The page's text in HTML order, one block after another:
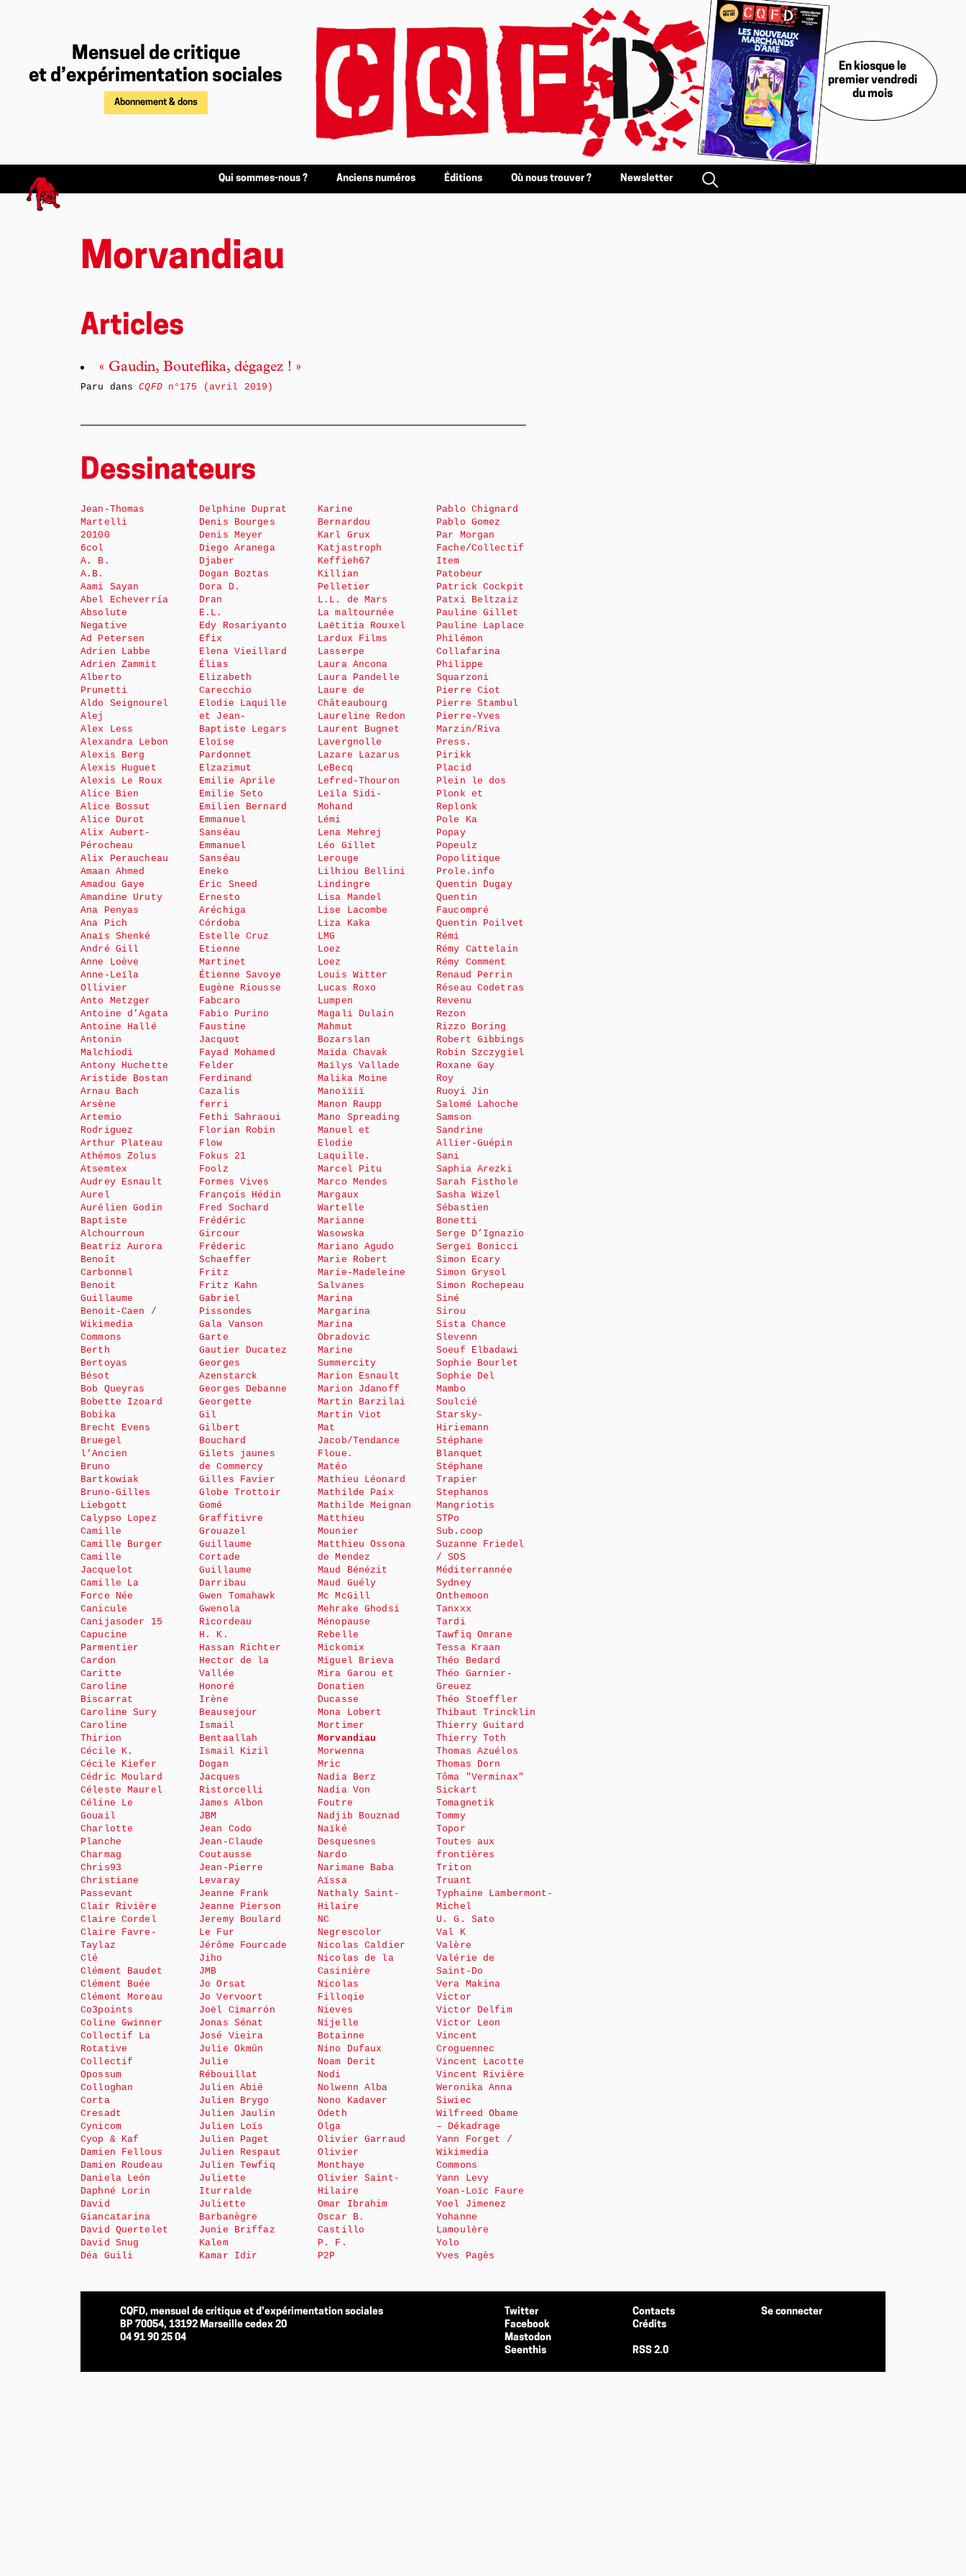
Mensuel de critique
et d’expérimentation sociales
Abonnement & dons
En kiosque le
premier vendredi
du mois
Qui sommes-nous ? Anciens numéros Éditions Où nous trouver ? Newsletter
Morvandiau
Articles
« Gaudin, Bouteflika, dégagez ! »
Paru dansCQFDn°175 (avril 2019)
Dessinateurs
Jean-Thomas
Martelli
20100
6col
A. B.
A.B.
Aami Sayan
Abel Echeverría
Absolute
Negative
Ad Petersen
Adrien Labbe
Adrien Zammit
Alberto
Prunetti
Aldo Seignourel
Alej
Alex Less
Alexandra Lebon
Alexis Berg
Alexis Huguet
Alexis Le Roux
Alice Bien
Alice Bossut
Alice Durot
Alix Aubert-
Pérocheau
Alix Peraucheau
Amaan Ahmed
Amadou Gaye
Amandine Uruty
Ana Penyas
Ana Pich
Anaïs Shenké
André Gill
Anne Loève
Anne-Leïla
Ollivier
Anto Metzger
Antoine d’Agata
Antoine Hallé
Antonin
Malchiodi
Antony Huchette
Aristide Bostan
Arnau Bach
Arsène
Artemio
Rodriguez
Arthur Plateau
Athémos Zolus
Atsemtex
Audrey Esnault
Aurel
Aurélien Godin
Baptiste
Alchourroun
Beatriz Aurora
Benoît
Carbonnel
Benoit
Guillaume
Benoit-Caen /
Wikimedia
Commons
Berth
Bertoyas
Bésot
Bob Queyras
Bobette Izoard
Bobika
Brecht Evens
Bruegel
l’Ancien
Bruno
Bartkowiak
Bruno-Gilles
Liebgott
Calypso Lopez
Camille
Camille Burger
Camille
Jacquelot
Camille La
Force Née
Canicule
Canijasoder 15
Capucine
Parmentier
Cardon
Caritte
Caroline
Biscarrat
Caroline Sury
Caroline
Thirion
Cécile K.
Cécile Kiefer
Cédric Moulard
Céleste Maurel
Céline Le
Gouail
Charlotte
Planche
Charmag
Chris93
Christiane
Passevant
Clair Rivière
Claire Cordel
Claire Favre-
Taylaz
Clé
Clément Baudet
Clément Buée
Clément Moreau
Co3points
Coline Gwinner
Collectif La
Rotative
Collectif
Opossum
Colloghan
Corta
Cresadt
Cynicom
Cyop & Kaf
Damien Fellous
Damien Roudeau
Daniela León
Daphné Lorin
David
Giancatarina
David Quertelet
David Snug
Déa Guili
Delphine Duprat
Denis Bourges
Denis Meyer
Diego Aranega
Djaber
Dogan Boztas
Dora D.
Dran
E.L.
Edy Rosariyanto
Efix
Elena Vieillard
Élias
Elizabeth
Carecchio
Elodie Laquille
et Jean-
Baptiste Legars
Eloïse
Pardonnet
Elzazimut
Emilie Aprile
Emilie Seto
Emilien Bernard
Emmanuel
Sanséau
Emmanuel
Sanséau
Eneko
Eric Sneed
Ernesto
Aréchiga
Córdoba
Estelle Cruz
Etienne
Martinet
Étienne Savoye
Eugène Riousse
Fabcaro
Fabio Purino
Faustine
Jacquot
Fayad Mohamed
Felder
Ferdinand
Cazalis
ferri
Fethi Sahraoui
Florian Robin
Flow
Fokus 21
Foolz
Formes Vives
François Hédin
Fred Sochard
Frédéric
Gircour
Fréderic
Schaeffer
Fritz
Fritz Kahn
Gabriel
Pissondes
Gala Vanson
Garte
Gautier Ducatez
Georges
Azenstarck
Georges Debanne
Georgette
Gil
Gilbert
Bouchard
Gilets jaunes
de Commercy
Gilles Favier
Globe Trottoir
Gomé
Graffitivre
Grouazel
Guillaume
Cortade
Guillaume
Darribau
Gwen Tomahawk
Gwenola
Ricordeau
H. K.
Hassan Richter
Hector de la
Vallée
Honoré
Irène
Beausejour
Ismail
Bentaallah
Ismail Kizil
Dogan
Jacques
Ristorcelli
James Albon
JBM
Jean Codo
Jean-Claude
Coutausse
Jean-Pierre
Levaray
Jeanne Frank
Jeanne Pierson
Jeremy Boulard
Le Fur
Jérôme Fourcade
Jiho
JMB
Jo Orsat
Jo Vervoort
Joël Cimarrón
Jonas Sénat
José Vieira
Julie Okmûn
Julie
Rébouillat
Julien Abié
Julien Brygo
Julien Jaulin
Julien Loïs
Julien Paget
Julien Respaut
Julien Tewfiq
Juliette
Iturralde
Juliette
Barbanègre
Junie Briffaz
Kalem
Kamar Idir
Karine
Bernardou
Karl Grux
Katjastroph
Keffieh67
Killian
Pelletier
L.L. de Mars
La maltournée
Laëtitia Rouxel
Lardux Films
Lasserpe
Laura Ancona
Laura Pandelle
Laure de
Châteaubourg
Laureline Redon
Laurent Bugnet
Lavergnolle
Lazare Lazarus
LeBecq
Lefred-Thouron
Leïla Sidi-
Mohand
Lémi
Lena Mehrej
Léo Gillet
Lerouge
Lilhiou Bellini
Lindingre
Lisa Mandel
Lise Lacombe
Liza Kaka
LMG
Loez
Loez
Louis Witter
Lucas Roxo
Lumpen
Magali Dulain
Mahmut
Bozarslan
Maïda Chavak
Maïlys Vallade
Malika Moine
Manoïïïï
Manon Raupp
Mano Spreading
Manuel et
Elodie
Laquille.
Marcel Pitu
Marco Mendes
Margaux
Wartelle
Marianne
Wasowska
Mariano Agudo
Marie Robert
Marie-Madeleine
Salvanes
Marina
Margarina
Marina
Obradovic
Marine
Summercity
Marion Esnault
Marion Jdanoff
Martin Barzilai
Martin Viot
Mat
Jacob/Tendance
Floue.
Matéo
Mathieu Léonard
Mathilde Paix
Mathilde Meignan
Matthieu
Mounier
Matthieu Ossona
de Mendez
Maud Bénézit
Maud Guély
Mc McGill
Mehrake Ghodsi
Ménopause
Rebelle
Mickomix
Miguel Brieva
Mira Garou et
Donatien
Ducasse
Mona Lobert
Mortimer
Morvandiau
Morwenna
Mric
Nadia Berz
Nadia Von
Foutre
Nadjib Bouznad
Naïké
Desquesnes
Nardo
Narimane Baba
Aïssa
Nathaly Saint-
Hilaire
NC
Negrescolor
Nicolas Caldier
Nicolas de la
Casinière
Nicolas
Filloqie
Nieves
Nijelle
Botainne
Nino Dufaux
Noam Derit
Nodi
Nolwenn Alba
Nono Kadaver
Odeth
Olga
Olivier Garraud
Olivier
Monthaye
Olivier Saint-
Hilaire
Omar Ibrahim
Oscar B.
Castillo
P. F.
P2P
Pablo Chignard
Pablo Gomez
Par Morgan
Fache/Collectif
Item
Patobeur
Patrick Cockpit
Patxi Beltzaiz
Pauline Gillet
Pauline Laplace
Philémon
Collafarina
Philippe
Squarzoni
Pierre Ciot
Pierre Stambul
Pierre-Yves
Marzin/Riva
Press.
Pirikk
Placid
Plein le dos
Plonk et
Replonk
Pole Ka
Popay
Popeulz
Popolitique
Prole.info
Quentin Dugay
Quentin
Faucompré
Quentin Poilvet
Rémi
Rémy Cattelain
Rémy Comment
Renaud Perrin
Réseau Codetras
Revenu
Rezon
Rizzo Boring
Robert Gibbings
Robin Szczygiel
Roxane Gay
Roy
Ruoyi Jin
Salomé Lahoche
Samson
Sandrine
Allier-Guépin
Sani
Saphia Arezki
Sarah Fisthole
Sasha Wizel
Sébastien
Bonetti
Serge D’Ignazio
Sergeï Bonicci
Simon Ecary
Simon Grysol
Simon Rochepeau
Siné
Sirou
Sista Chance
Slevenn
Soeuf Elbadawi
Sophie Bourlet
Sophie Del
Mambo
Soulcié
Starsky-
Hiriemann
Stéphane
Blanquet
Stéphane
Trapier
Stephanos
Mangriotis
STPo
Sub.coop
Suzanne Friedel
/ SOS
Méditerrannée
Sydney
Onthemoon
Tanxxx
Tardi
Tawfiq Omrane
Tessa Kraan
Théo Bedard
Théo Garnier-
Greuez
Théo Stoeffler
Thibaut Trincklin
Thierry Guitard
Thierry Toth
Thomas Azuélos
Thomas Dorn
Tôma "Verminax"
Sickart
Tomagnetik
Tommy
Topor
Toutes aux
frontières
Triton
Truant
Typhaine Lambermont-
Michel
U. G. Sato
Val K
Valère
Valérie de
Saint-Do
Vera Makina
Victor
Victor Delfim
Victor Leon
Vincent
Croguennec
Vincent Lacotte
Vincent Rivière
Weronika Anna
Siwiec
Wilfreed Obame
– Dékadrage
Yann Forget /
Wikimedia
Commons
Yann Levy
Yoan-Loïc Faure
Yoel Jimenez
Yohanne
Lamoulère
Yolo
Yves Pagès
CQFD, mensuel de critique et d’expérimentation sociales
BP 70054, 13192 Marseille cedex 20
04 91 90 25 04
Twitter
Facebook
Mastodon
Seenthis
Contacts
Crédits
RSS 2.0
Se connecter